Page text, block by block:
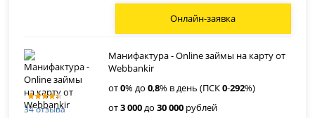
Онлайн-заявка
34 отзыва
Манифактура - Online займы на карту от
Webbankir
от0% до0,8% в день (ПСК0-292%)
от3 000до30 000 рублей